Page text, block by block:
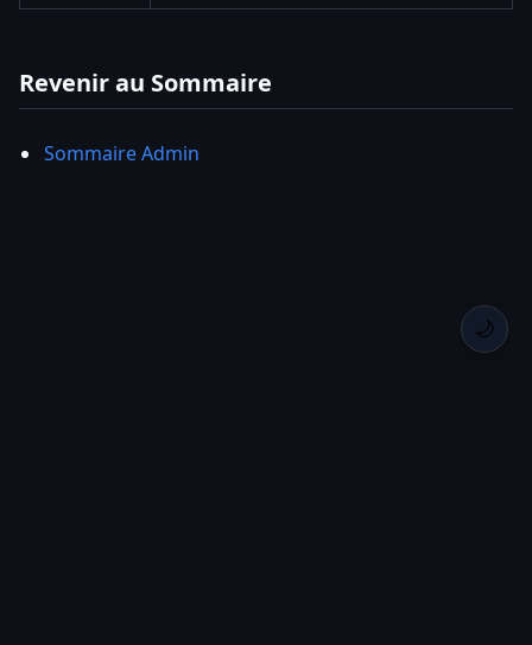
🌙
Revenir au Sommaire
Sommaire Admin